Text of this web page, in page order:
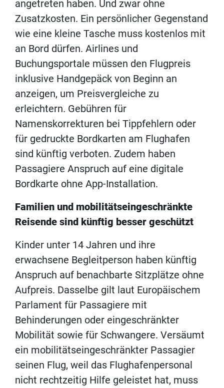
angetreten haben. Und zwar ohne
Zusatzkosten. Ein persönlicher Gegenstand
wie eine kleine Tasche muss kostenlos mit
an Bord dürfen. Airlines und
Buchungsportale müssen den Flugpreis
inklusive Handgepäck von Beginn an
anzeigen, um Preisvergleiche zu
erleichtern. Gebühren für
Namenskorrekturen bei Tippfehlern oder
für gedruckte Bordkarten am Flughafen
sind künftig verboten. Zudem haben
Passagiere Anspruch auf eine digitale
Bordkarte ohne App-Installation.
Familien und mobilitätseingeschränkte
Reisende sind künftig besser geschützt
Kinder unter 14 Jahren und ihre
erwachsene Begleitperson haben künftig
Anspruch auf benachbarte Sitzplätze ohne
Aufpreis. Dasselbe gilt laut Europäischem
Parlament für Passagiere mit
Behinderungen oder eingeschränkter
Mobilität sowie für Schwangere. Versäumt
ein mobilitätseingeschränkter Passagier
seinen Flug, weil das Flughafenpersonal
nicht rechtzeitig Hilfe geleistet hat, muss